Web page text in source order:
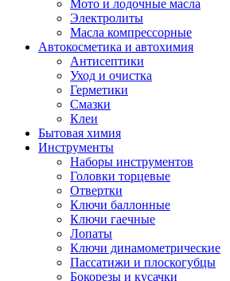
Мото и лодочные масла
Электролиты
Масла компрессорные
Автокосметика и автохимия
Антисептики
Уход и очистка
Герметики
Смазки
Клеи
Бытовая химия
Инструменты
Наборы инструментов
Головки торцевые
Отвертки
Ключи баллонные
Ключи гаечные
Лопаты
Ключи динамометрические
Пассатижи и плоскогубцы
Бокорезы и кусачки